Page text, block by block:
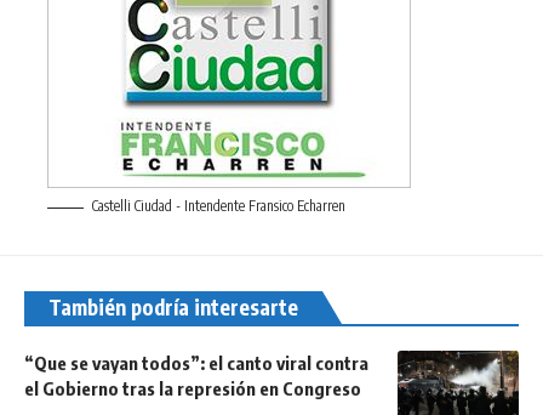
Castelli Ciudad - Intendente Fransico Echarren
También podría interesarte
“Que se vayan todos”: el canto viral contra
el Gobierno tras la represión en Congreso